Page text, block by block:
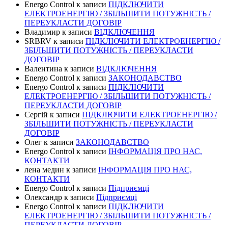
Energo Control к записи ПІДКЛЮЧИТИ
ЕЛЕКТРОЕНЕРГІЮ / ЗБІЛЬШИТИ ПОТУЖНІСТЬ /
ПЕРЕУКЛАСТИ ДОГОВІР
Владимир к записи ВІДКЛЮЧЕННЯ
SRBRV к записи ПІДКЛЮЧИТИ ЕЛЕКТРОЕНЕРГІЮ /
ЗБІЛЬШИТИ ПОТУЖНІСТЬ / ПЕРЕУКЛАСТИ
ДОГОВІР
Валентина к записи ВІДКЛЮЧЕННЯ
Energo Control к записи ЗАКОНОДАВСТВО
Energo Control к записи ПІДКЛЮЧИТИ
ЕЛЕКТРОЕНЕРГІЮ / ЗБІЛЬШИТИ ПОТУЖНІСТЬ /
ПЕРЕУКЛАСТИ ДОГОВІР
Сергій к записи ПІДКЛЮЧИТИ ЕЛЕКТРОЕНЕРГІЮ /
ЗБІЛЬШИТИ ПОТУЖНІСТЬ / ПЕРЕУКЛАСТИ
ДОГОВІР
Олег к записи ЗАКОНОДАВСТВО
Energo Control к записи ІНФОРМАЦІЯ ПРО НАС,
КОНТАКТИ
лена медин к записи ІНФОРМАЦІЯ ПРО НАС,
КОНТАКТИ
Energo Control к записи Підприємці
Олександр к записи Підприємці
Energo Control к записи ПІДКЛЮЧИТИ
ЕЛЕКТРОЕНЕРГІЮ / ЗБІЛЬШИТИ ПОТУЖНІСТЬ /